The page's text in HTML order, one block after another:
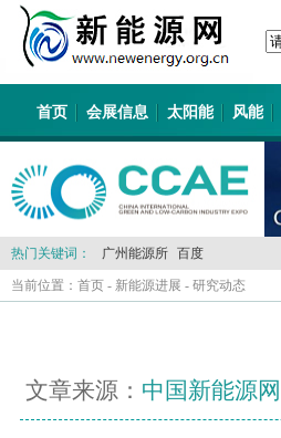
首页 会展信息 太阳能 风能
热门关键词： 广州能源所 百度
当前位置： 首页 - 新能源进展 - 研究动态
文章来源： 中国新能源网